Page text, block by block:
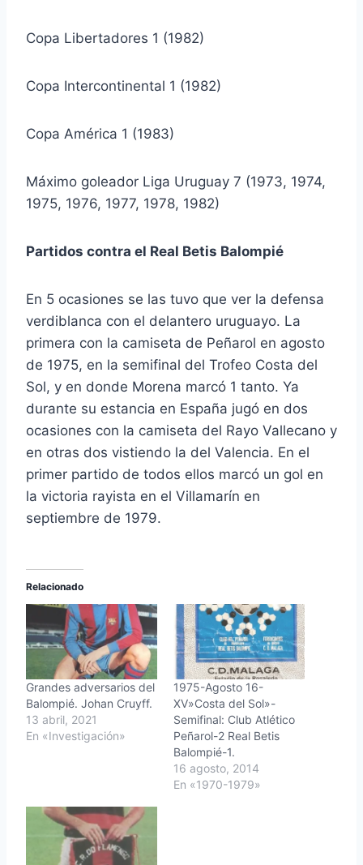
Copa Libertadores 1 (1982)
Copa Intercontinental 1 (1982)
Copa América 1 (1983)
Máximo goleador Liga Uruguay 7 (1973, 1974,
1975, 1976, 1977, 1978, 1982)
Partidos contra el Real Betis Balompié
En 5 ocasiones se las tuvo que ver la defensa
verdiblanca con el delantero uruguayo. La
primera con la camiseta de Peñarol en agosto
de 1975, en la semifinal del Trofeo Costa del
Sol, y en donde Morena marcó 1 tanto. Ya
durante su estancia en España jugó en dos
ocasiones con la camiseta del Rayo Vallecano y
en otras dos vistiendo la del Valencia. En el
primer partido de todos ellos marcó un gol en
la victoria rayista en el Villamarín en
septiembre de 1979.
Relacionado
Grandes adversarios del
Balompié. Johan Cruyff.
13 abril, 2021
En «Investigación»
1975-Agosto 16-
XV»Costa del Sol»-
Semifinal: Club Atlético
Peñarol-2 Real Betis
Balompié-1.
16 agosto, 2014
En «1970-1979»